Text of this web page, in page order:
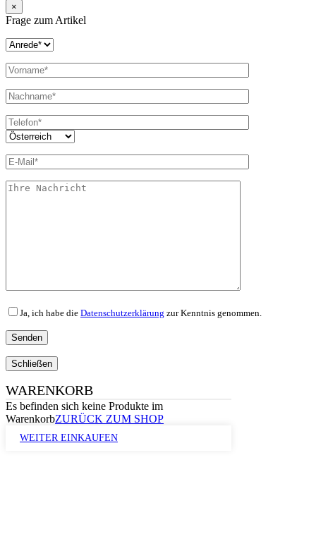
×
Frage zum Artikel
Ja, ich habe die Datenschutzerklärung zur Kenntnis genommen.
Schließen
WARENKORB
Es befinden sich keine Produkte im
WarenkorbZURÜCK ZUM SHOP
WEITER EINKAUFEN